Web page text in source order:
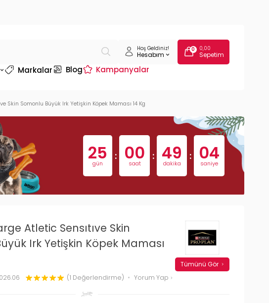
Hoş Geldiniz!
Hesabım
0 0,00
Sepetim
Markalar Blog Kampanyalar
Skin Somonlu Büyük Irk Yetişkin Köpek Maması 14 Kg
25
gün
: 00
saat
: 49
dakika
: 03
saniye
Atletic Sensıtıve Skin
Irk Yetişkin Köpek Maması
(1 Değerlendirme) Yorum Yap
Tümünü Gör